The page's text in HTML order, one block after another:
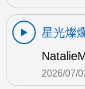
星光燦
2026/07/